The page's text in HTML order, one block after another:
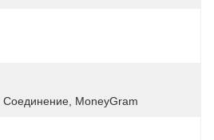
Соединение, MoneyGram